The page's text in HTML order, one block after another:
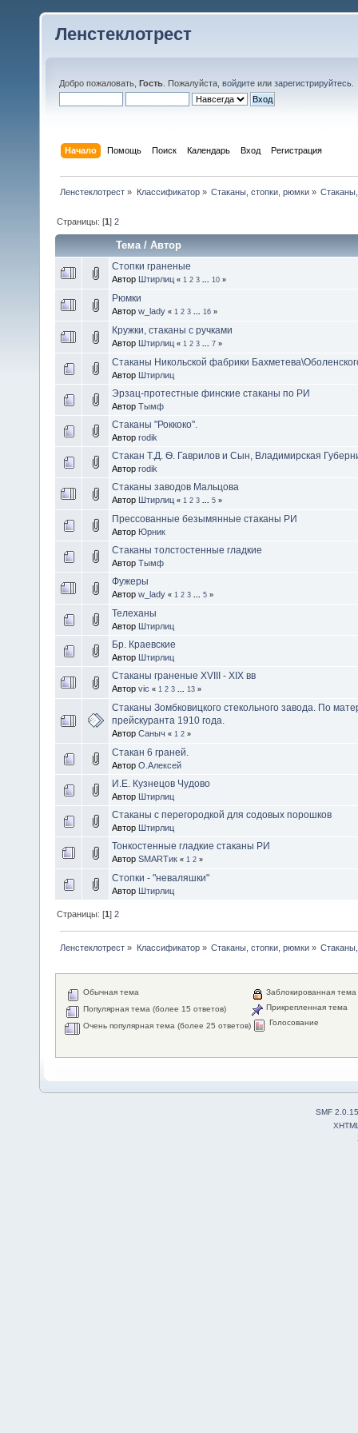
Ленстеклотрест
Добро пожаловать, Гость . Пожалуйста, войдите или зарегистрируйтесь
Начало Помощь Поиск Календарь Вход Регистрация
Ленстеклотрест » Классификатор» Стаканы, стопки, рюмки»
Страницы: [1]2
Тема/Автор
Стопки граненые
Автор Штирлиц « 1 2 3 10 »
Рюмки
Автор w_lady « 1 2 3 16 »
Кружки, стаканы с ручками
Автор Штирлиц « 1 2 3 7 »
Стаканы Никольской фабрики
Автор Штирлиц
Эрзац-протестные финские стаканы по РИ
Автор Тымф
Стаканы "Роккоко".
Автор rodik
Стакан Т.Д. Ѳ. Гаврилов и Сын, Владимирская
Автор rodik
Стаканы заводов Мальцова
Автор Штирлиц « 1 2 3 5 »
Прессованные безымянные стаканы РИ
Автор Юрник
Стаканы толстостенные гладкие
Автор Тымф
Фужеры
Автор w_lady « 1 2 3 5 »
Телеханы
Автор Штирлиц
Бр. Краевские
Автор Штирлиц
Стаканы граненые XVIII - XIX вв
Автор vic « 1 2 3 13 »
Стаканы Зомбковицкого стекольного завода. По
прейскуранта 1910 года.
Автор Саныч « 1 2 »
Стакан 6 граней.
Автор О.Алексей
И.Е. Кузнецов Чудово
Автор Штирлиц
Стаканы с перегородкой для содовых порошков
Автор Штирлиц
Тонкостенные гладкие стаканы РИ
Автор SMARTик « 1 2 »
Стопки - "неваляшки"
Автор Штирлиц
Страницы: [1]2
Ленстеклотрест » Классификатор» Стаканы, стопки, рюмки»
Обычная тема
Популярная тема (более 15 ответов)
Очень популярная тема (более 25 ответов)
Заблокированная тема
Прикрепленная тема
Голосование
SMF 2.0.15